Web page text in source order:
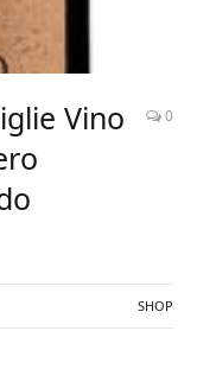
Vino
0
SHOP